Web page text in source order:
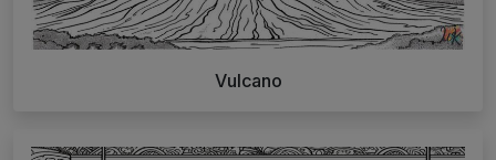
Vulcano